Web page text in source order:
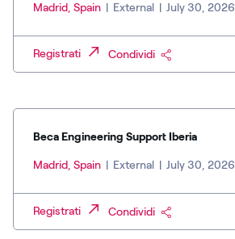
Madrid, Spain | External | July 30, 2026
Registrati Condividi
Beca Engineering Support Iberia
Madrid, Spain | External | July 30, 2026
Registrati Condividi